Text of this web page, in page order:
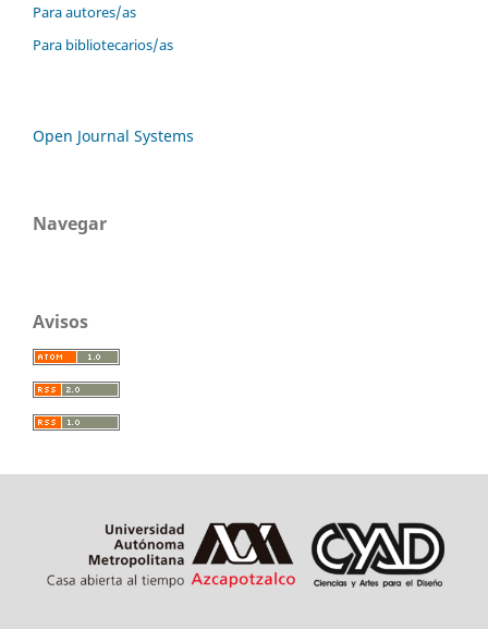
Para autores/as
Para bibliotecarios/as
Open Journal Systems
Navegar
Avisos